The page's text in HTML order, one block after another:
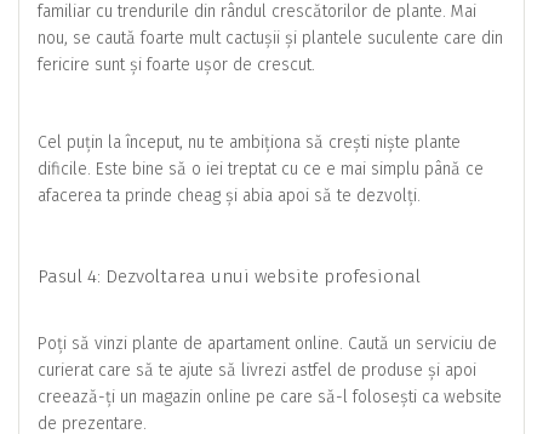
familiar cu trendurile din rândul crescătorilor de plante. Mai
nou, se caută foarte mult cactușii și plantele suculente care din
fericire sunt și foarte ușor de crescut.
Cel puțin la început, nu te ambiționa să crești niște plante
dificile. Este bine să o iei treptat cu ce e mai simplu până ce
afacerea ta prinde cheag și abia apoi să te dezvolți.
Pasul 4: Dezvoltarea unui website profesional
Poți să vinzi plante de apartament online. Caută un serviciu de
curierat care să te ajute să livrezi astfel de produse și apoi
creează-ți un magazin online pe care să-l folosești ca website
de prezentare.